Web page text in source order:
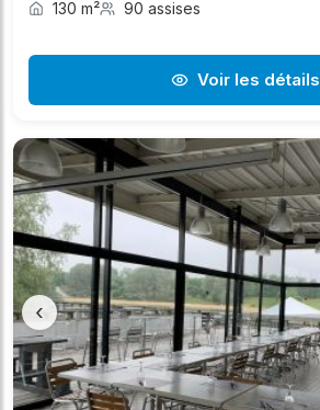
130 m² 90 assises
Voir les détails
‹